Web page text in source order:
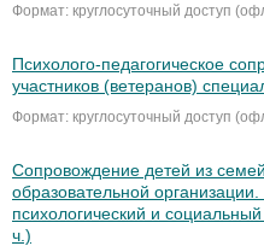
Формат: круглосуточный доступ
Психолого-педагогическое
участников (ветеранов)
Формат: круглосуточный доступ
Сопровождение детей из
образовательной организации.
психологический и
ч.)